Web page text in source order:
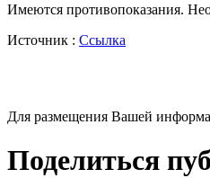
Имеются противопоказания.
Источник : Ссылка
Для размещения Вашей
Поделиться